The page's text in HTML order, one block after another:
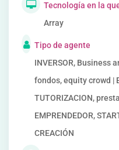
Tecnología en la
Array
Tipo de agente
INVERSOR, Business
fondos, equity crowd |
TUTORIZACION,
EMPRENDEDOR,
CREACIÓN